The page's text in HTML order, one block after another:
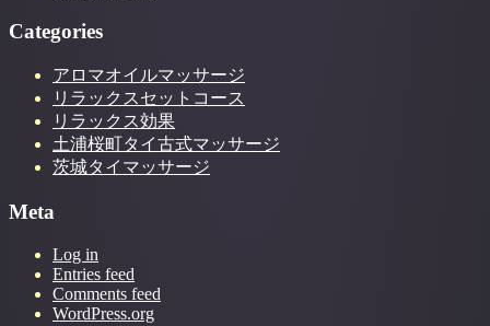
Categories
アロマオイルマッサージ
リラックスセットコース
リラックス効果
土浦桜町タイ古式マッサージ
茨城タイマッサージ
Meta
Log in
Entries feed
Comments feed
WordPress.org